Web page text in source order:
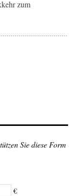
zum
Sie diese Form
€